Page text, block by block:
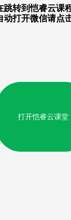
跳转到恺睿云课
动打开微信请点
打开恺睿云课堂